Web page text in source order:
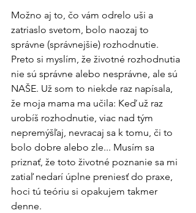
Možno aj to, čo vám odrelo uši a
zatriaslo svetom, bolo naozaj to
správne (správnejšie) rozhodnutie.
Preto si myslím, že životné rozhodnutia
nie sú správne alebo nesprávne, ale sú
NAŠE. Už som to niekde raz napísala,
že moja mama ma učila: Keď už raz
urobíš rozhodnutie, viac nad tým
nepremýšľaj, nevracaj sa k tomu, či to
bolo dobre alebo zle... Musím sa
priznať, že toto životné poznanie sa mi
zatiaľ nedarí úplne preniesť do praxe,
hoci tú teóriu si opakujem takmer
denne.